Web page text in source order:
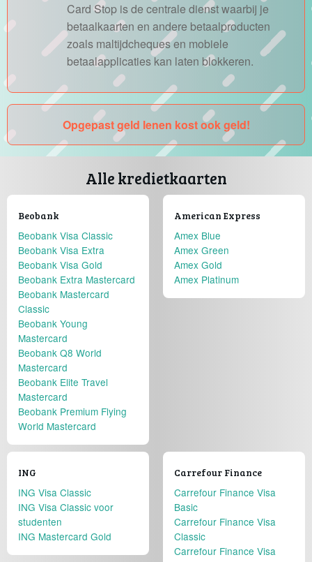
Card Stop is de centrale dienst waarbij je
betaalkaarten en andere betaalproducten
zoals maltijdcheques en mobiele
betaalapplicaties kan laten blokkeren.
Opgepast geld lenen kost ook geld!
Alle kredietkaarten
Beobank
Beobank Visa Classic
Beobank Visa Extra
Beobank Visa Gold
Beobank Extra Mastercard
Beobank Mastercard
Classic
Beobank Young
Mastercard
Beobank Q8 World
Mastercard
Beobank Elite Travel
Mastercard
Beobank Premium Flying
World Mastercard
American Express
Amex Blue
Amex Green
Amex Gold
Amex Platinum
ING
ING Visa Classic
ING Visa Classic voor
studenten
ING Mastercard Gold
Carrefour Finance
Carrefour Finance Visa
Basic
Carrefour Finance Visa
Classic
Carrefour Finance Visa